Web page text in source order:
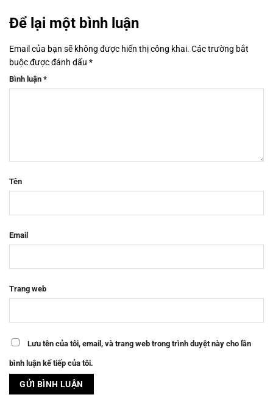
Để lại một bình luận
Email của bạn sẽ không được hiển thị công khai. Các trường bắt
buộc được đánh dấu *
Bình luận *
Tên
Email
Trang web
Lưu tên của tôi, email, và trang web trong trình duyệt này cho lần
bình luận kế tiếp của tôi.